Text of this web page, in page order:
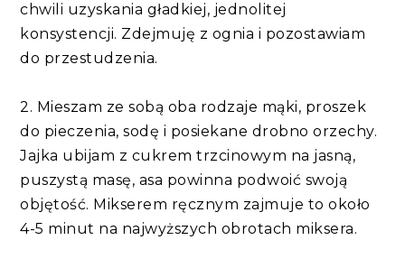
chwili uzyskania gładkiej, jednolitej
konsystencji. Zdejmuję z ognia i pozostawiam
do przestudzenia.
2. Mieszam ze sobą oba rodzaje mąki, proszek
do pieczenia, sodę i posiekane drobno orzechy.
Jajka ubijam z cukrem trzcinowym na jasną,
puszystą masę, asa powinna podwoić swoją
objętość. Mikserem ręcznym zajmuje to około
4-5 minut na najwyższych obrotach miksera.